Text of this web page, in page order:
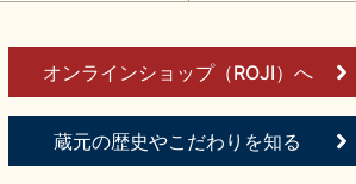
オンラインショップ（ROJI）へ
蔵元の歴史やこだわりを知る